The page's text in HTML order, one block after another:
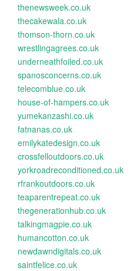
thenewsweek.co.uk
thecakewala.co.uk
thomson-thorn.co.uk
wrestlingagrees.co.uk
underneathfoiled.co.uk
spanosconcerns.co.uk
telecomblue.co.uk
house-of-hampers.co.uk
yumekanzashi.co.uk
fatnanas.co.uk
emilykatedesign.co.uk
crossfelloutdoors.co.uk
yorkroadreconditioned.co.uk
rfrankoutdoors.co.uk
teaparentrepeat.co.uk
thegenerationhub.co.uk
talkingmagpie.co.uk
humancotton.co.uk
newdawndigitals.co.uk
saintfelice.co.uk